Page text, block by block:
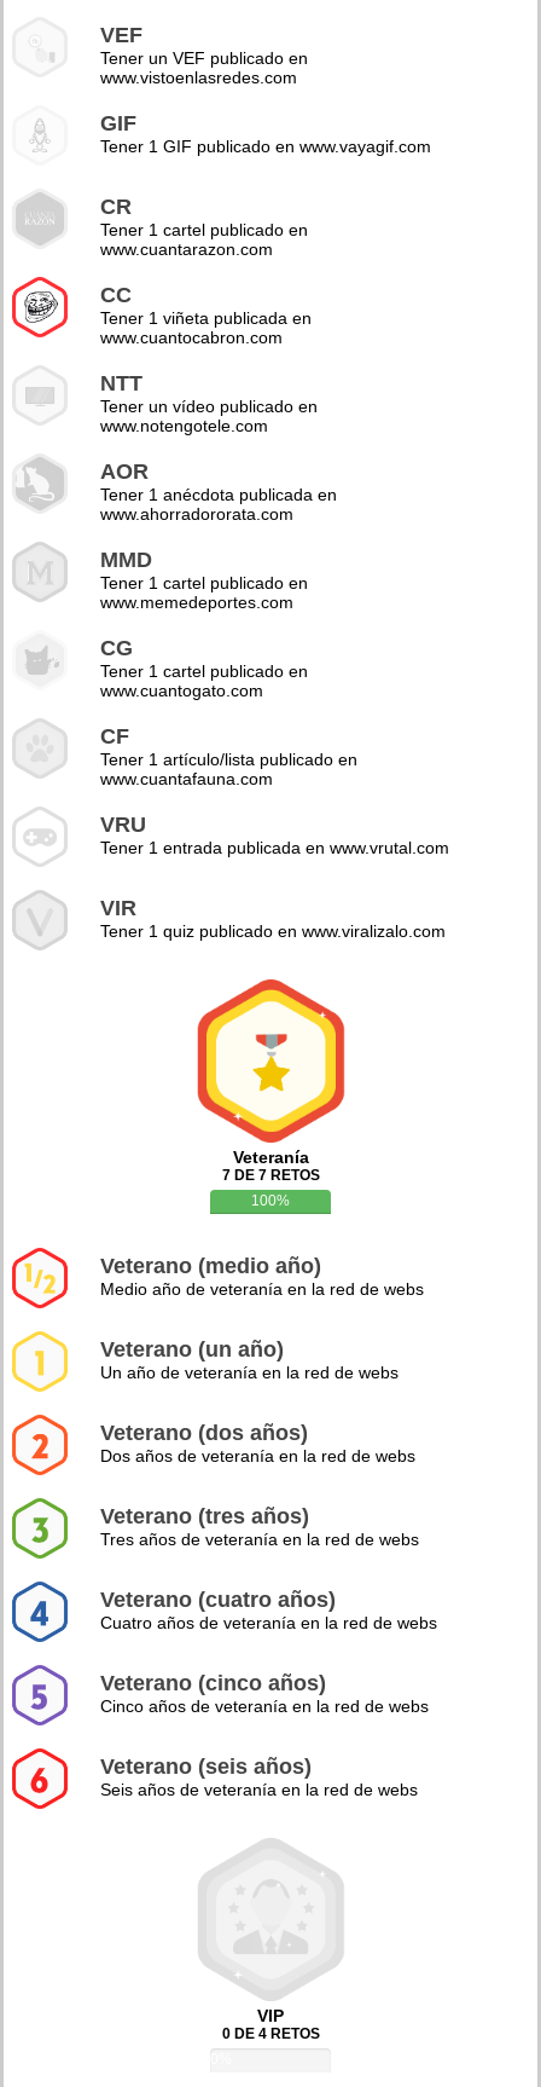
VEF
Tener un VEF publicado en
www.vistoenlasredes.com
GIF
Tener 1 GIF publicado en www.vayagif.com
CR
Tener 1 cartel publicado en
www.cuantarazon.com
CC
Tener 1 viñeta publicada en
www.cuantocabron.com
NTT
Tener un vídeo publicado en
www.notengotele.com
AOR
Tener 1 anécdota publicada en
www.ahorradororata.com
MMD
Tener 1 cartel publicado en
www.memedeportes.com
CG
Tener 1 cartel publicado en
www.cuantogato.com
CF
Tener 1 artículo/lista publicado en
www.cuantafauna.com
VRU
Tener 1 entrada publicada en www.vrutal.com
VIR
Tener 1 quiz publicado en www.viralizalo.com
Veteranía
7 DE 7 RETOS
100%
Veterano (medio año)
Medio año de veteranía en la red de webs
Veterano (un año)
Un año de veteranía en la red de webs
Veterano (dos años)
Dos años de veteranía en la red de webs
Veterano (tres años)
Tres años de veteranía en la red de webs
Veterano (cuatro años)
Cuatro años de veteranía en la red de webs
Veterano (cinco años)
Cinco años de veteranía en la red de webs
Veterano (seis años)
Seis años de veteranía en la red de webs
VIP
0 DE 4 RETOS